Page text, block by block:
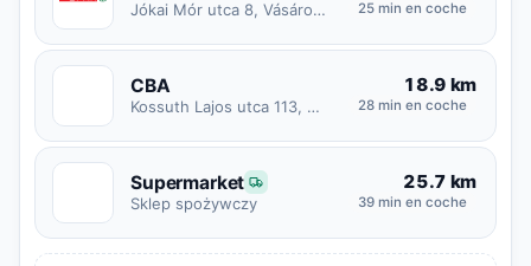
Jókai Mór utca 8, Vásárosnamény 25 min en coche
CBA
Kossuth Lajos utca 113, Tornyospálca
18.9 km
28 min en coche
Supermarket
Sklep spożywczy
25.7 km
39 min en coche